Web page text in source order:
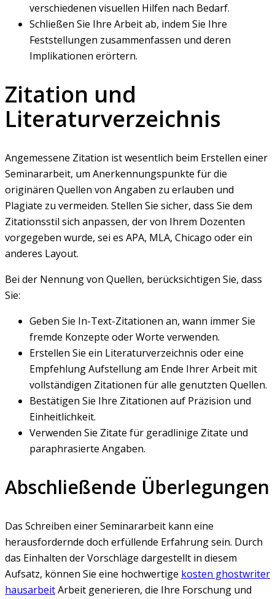
verschiedenen visuellen Hilfen nach Bedarf.
Schließen Sie Ihre Arbeit ab, indem Sie Ihre
Feststellungen zusammenfassen und deren
Implikationen erörtern.
Zitation und
Literaturverzeichnis
Angemessene Zitation ist wesentlich beim Erstellen einer
Seminararbeit, um Anerkennungspunkte für die
originären Quellen von Angaben zu erlauben und
Plagiate zu vermeiden. Stellen Sie sicher, dass Sie dem
Zitationsstil sich anpassen, der von Ihrem Dozenten
vorgegeben wurde, sei es APA, MLA, Chicago oder ein
anderes Layout.
Bei der Nennung von Quellen, berücksichtigen Sie, dass
Sie:
Geben Sie In-Text-Zitationen an, wann immer Sie
fremde Konzepte oder Worte verwenden.
Erstellen Sie ein Literaturverzeichnis oder eine
Empfehlung Aufstellung am Ende Ihrer Arbeit mit
vollständigen Zitationen für alle genutzten Quellen.
Bestätigen Sie Ihre Zitationen auf Präzision und
Einheitlichkeit.
Verwenden Sie Zitate für geradlinige Zitate und
paraphrasierte Angaben.
Abschließende Überlegungen
Das Schreiben einer Seminararbeit kann eine
herausfordernde doch erfüllende Erfahrung sein. Durch
das Einhalten der Vorschläge dargestellt in diesem
Aufsatz, können Sie eine hochwertige kosten ghostwriter
hausarbeitArbeit generieren, die Ihre Forschung und